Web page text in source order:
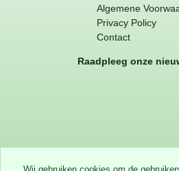
Algemene
Privacy Policy
Contact
Raadpleeg onze